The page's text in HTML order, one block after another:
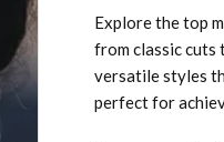
Explore the top
from classic cuts
versatile styles
perfect for